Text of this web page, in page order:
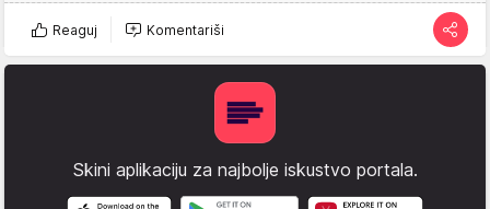
Reaguj Komentariši
Skini aplikaciju za najbolje iskustvo portala.